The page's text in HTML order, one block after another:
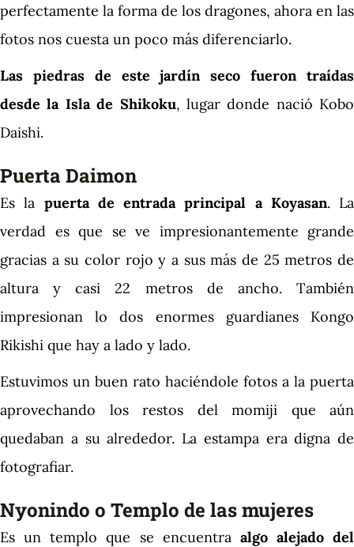
perfectamente la forma de los dragones, ahora en las
fotos nos cuesta un poco más diferenciarlo.
Las piedras de este jardín seco fueron traídas
desde la Isla de Shikoku, lugar donde nació Kobo
Daishi.
Puerta Daimon
Es la puerta de entrada principal a Koyasan. La
verdad es que se ve impresionantemente grande
gracias a su color rojo y a sus más de 25 metros de
altura y casi 22 metros de ancho. También
impresionan lo dos enormes guardianes Kongo
Rikishi que hay a lado y lado.
Estuvimos un buen rato haciéndole fotos a la puerta
aprovechando los restos del momiji que aún
quedaban a su alrededor. La estampa era digna de
fotografiar.
Nyonindo o Templo de las mujeres
Es un templo que se encuentra algo alejado del